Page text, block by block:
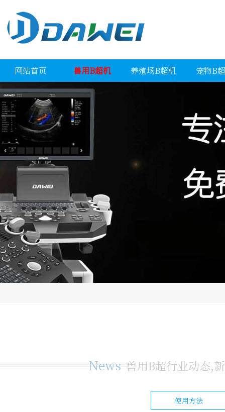
网站首页 兽用B超机 养殖场B超机 宠物B
News 兽用B超行业动态,
使用方法